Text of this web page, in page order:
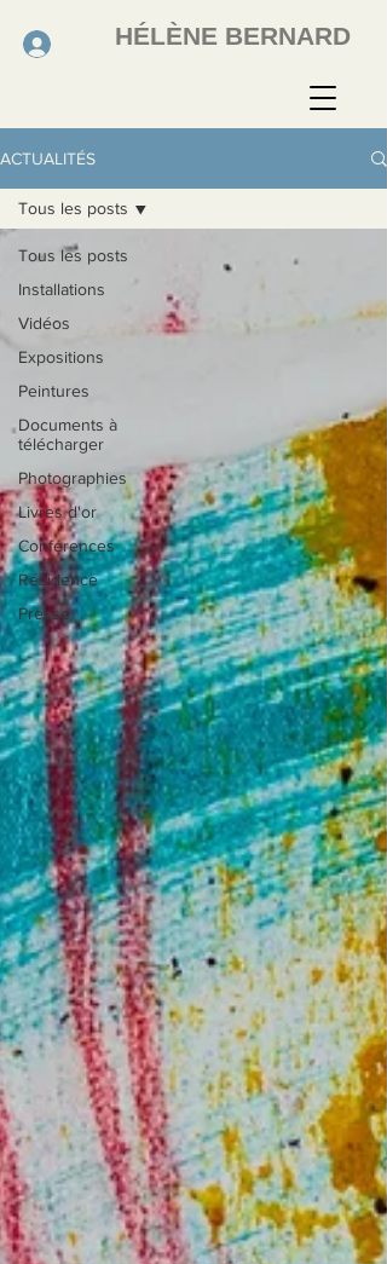
HÉLÈNE BERNARD
ACTUALITÉS
Tous les posts
Installations
Vidéos
Expositions
Peintures
Documents à
télécharger
Photographies
Livres d'or
Conférences
Résidence
Presse
Tous les posts